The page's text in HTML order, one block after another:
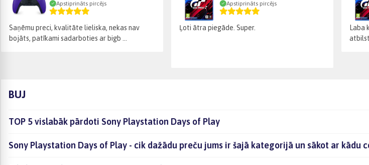
Apstiprināts pircējs
Saņēmu preci, kvalitāte lieliska, nekas nav
bojāts, patīkami sadarboties ar bigb ...
Apstiprināts pircējs
Ļoti ātra piegāde. Super.
Laba
BUJ
TOP 5 vislabāk pārdoti Sony Playstation Days of Play
Sony Playstation Days of Play - cik dažādu preču jums ir šajā kategorijā un sākot ar kādu